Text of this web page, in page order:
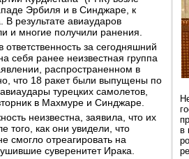
Эрбиля и в Синджаре, к
результате авиаударов
и многие получили ранения.
ответственность за сегодняшний
себя ранее неизвестная группа
распространенном в
что 18 ракет были выпущены по
турецких самолетов,
в Махмуре и Синджаре.
неизвестна, заявила, что их
того, как они увидели, что
смогло отреагировать на
суверенитет Ирака.
в